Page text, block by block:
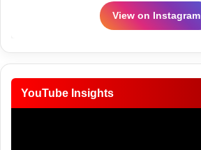
View on Instagram
YouTube Insights